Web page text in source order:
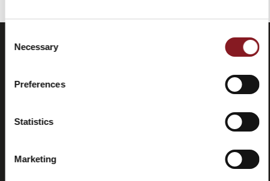
Selection
Necessary
Preferences
Statistics
Marketing